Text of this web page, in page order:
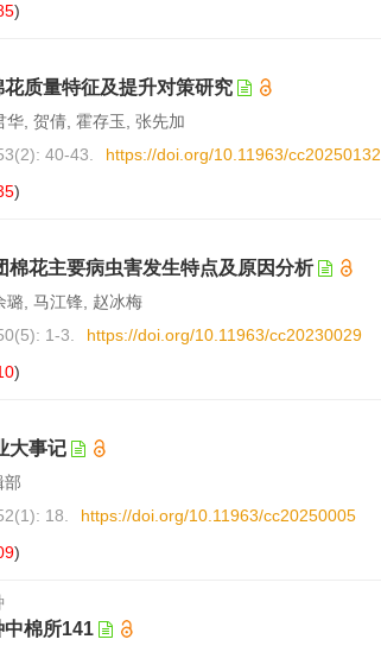
)
质量特征及提升对策研究
华, 贺倩, 霍存玉, 张先加
40-43.
https://doi.org/10.11963/cc20250132
)
棉花主要病虫害发生特点及原因分析
璐, 马江锋, 赵冰梅
1-3.
https://doi.org/10.11963/cc20230029
)
大事记
部
18.
https://doi.org/10.11963/cc20250005
)
棉所141